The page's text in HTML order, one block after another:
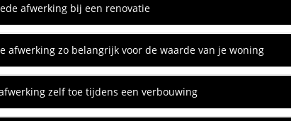
afwerking bij een renovatie
afwerking zo belangrijk voor de waarde van je woning
zelf toe tijdens een verbouwing